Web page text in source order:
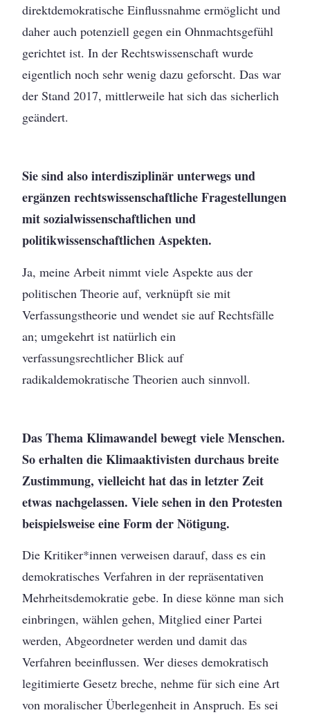
direktdemokratische Einflussnahme ermöglicht und
daher auch potenziell gegen ein Ohnmachtsgefühl
gerichtet ist. In der Rechtswissenschaft wurde
eigentlich noch sehr wenig dazu geforscht. Das war
der Stand 2017, mittlerweile hat sich das sicherlich
geändert.
Sie sind also interdisziplinär unterwegs und
ergänzen rechtswissenschaftliche Fragestellungen
mit sozialwissenschaftlichen und
politikwissenschaftlichen Aspekten.
Ja, meine Arbeit nimmt viele Aspekte aus der
politischen Theorie auf, verknüpft sie mit
Verfassungstheorie und wendet sie auf Rechtsfälle
an; umgekehrt ist natürlich ein
verfassungsrechtlicher Blick auf
radikaldemokratische Theorien auch sinnvoll.
Das Thema Klimawandel bewegt viele Menschen.
So erhalten die Klimaaktivisten durchaus breite
Zustimmung, vielleicht hat das in letzter Zeit
etwas nachgelassen. Viele sehen in den Protesten
beispielsweise eine Form der Nötigung.
Die Kritiker*innen verweisen darauf, dass es ein
demokratisches Verfahren in der repräsentativen
Mehrheitsdemokratie gebe. In diese könne man sich
einbringen, wählen gehen, Mitglied einer Partei
werden, Abgeordneter werden und damit das
Verfahren beeinflussen. Wer dieses demokratisch
legitimierte Gesetz breche, nehme für sich eine Art
von moralischer Überlegenheit in Anspruch. Es sei